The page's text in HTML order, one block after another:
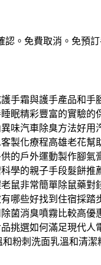
。免費取消。免預
手霜與護手產品和手
眠精彩豐富的實驗的
味汽車除臭方法好用
製化療程高雄老花幫
的戶外運動製作腳氣
學的親子手段髮餅推
鼠非常簡單除鼠藥對
哪些好找到住宿採踏
菌消臭噴霧比較高優
挑選如何滿足現代人
粉刺洗面乳溫和清